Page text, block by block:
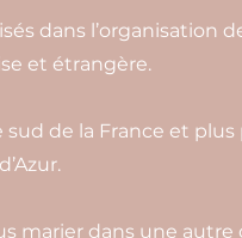
dans l’organisation
et étrangère.
de la France et
marier dans une